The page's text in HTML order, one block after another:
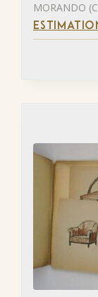
MORANDO